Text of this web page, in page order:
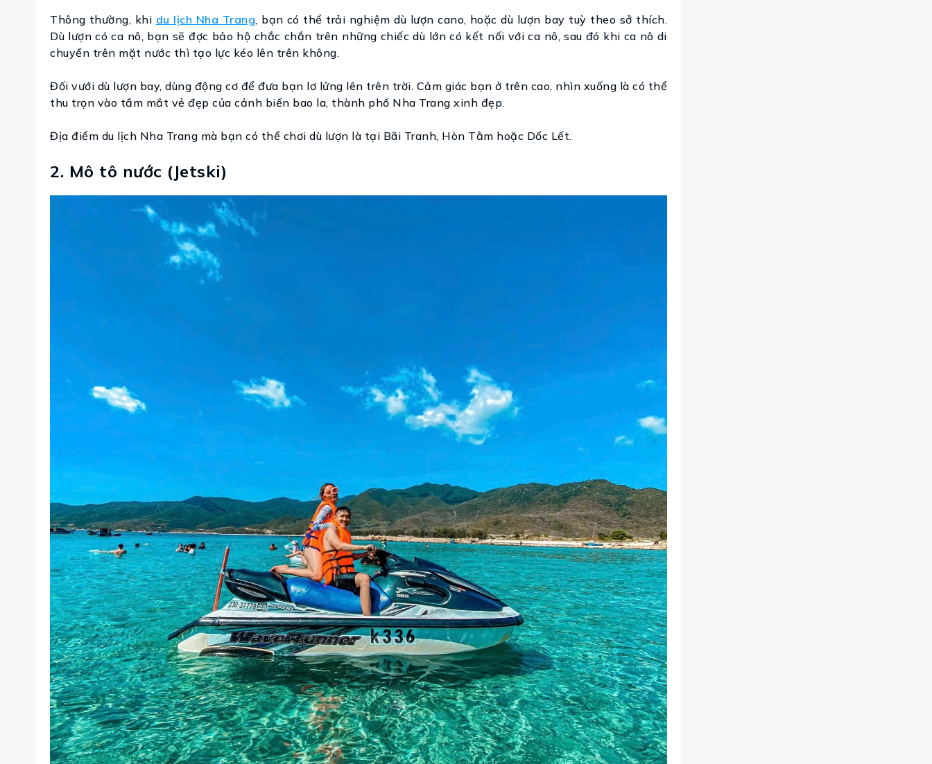
Thông thường, khi du lịch Nha Trang, bạn có thể trải nghiệm dù lượn cano, hoặc dù lượn bay tuỳ theo sở thích.
Dù lượn có ca nô, bạn sẽ đợc bảo hộ chắc chắn trên những chiếc dù lớn có kết nối với ca nô, sau đó khi ca nô di
chuyển trên mặt nước thì tạo lực kéo lên trên không.
Đối vưới dù lượn bay, dùng động cơ để đưa bạn lơ lửng lên trên trời. Cảm giác bạn ở trên cao, nhìn xuống là có thể
thu trọn vào tầm mắt vẻ đẹp của cảnh biển bao la, thành phố Nha Trang xinh đẹp.
Địa điểm du lịch Nha Trang mà bạn có thể chơi dù lượn là tại Bãi Tranh, Hòn Tằm hoặc Dốc Lết.
2. Mô tô nước (Jetski)